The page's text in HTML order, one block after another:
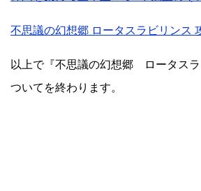
不思議の幻想郷 ロータスラビリンス
以上で『不思議の幻想郷 ロータス
ついてを終わります。